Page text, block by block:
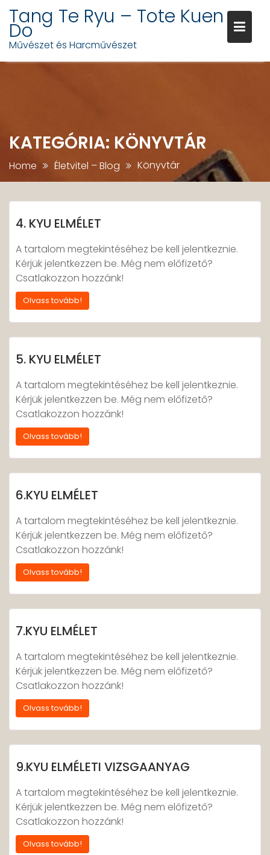
Tang Te Ryu – Tote Kuen
Do
Művészet és Harcművészet
KATEGÓRIA: KÖNYVTÁR
Home Életvitel – Blog Könyvtár
4. KYU ELMÉLET
A tartalom megtekintéséhez be kell jelentkeznie.
Kérjük jelentkezzen be. Még nem előfizető?
Csatlakozzon hozzánk!
Olvass tovább!
5. KYU ELMÉLET
A tartalom megtekintéséhez be kell jelentkeznie.
Kérjük jelentkezzen be. Még nem előfizető?
Csatlakozzon hozzánk!
Olvass tovább!
6.KYU ELMÉLET
A tartalom megtekintéséhez be kell jelentkeznie.
Kérjük jelentkezzen be. Még nem előfizető?
Csatlakozzon hozzánk!
Olvass tovább!
7.KYU ELMÉLET
A tartalom megtekintéséhez be kell jelentkeznie.
Kérjük jelentkezzen be. Még nem előfizető?
Csatlakozzon hozzánk!
Olvass tovább!
9.KYU ELMÉLETI VIZSGAANYAG
A tartalom megtekintéséhez be kell jelentkeznie.
Kérjük jelentkezzen be. Még nem előfizető?
Csatlakozzon hozzánk!
Olvass tovább!